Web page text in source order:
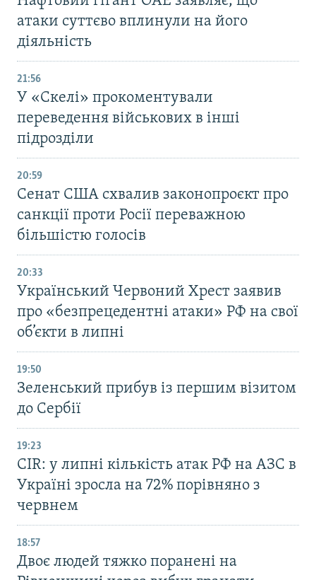
атаки суттєво вплинули на його
діяльність
21:56
У «Скелі» прокоментували
переведення військових в інші
підрозділи
20:59
Cенат США схвалив законопроєкт про
санкції проти Росії переважною
більшістю голосів
20:33
Український Червоний Хрест заявив
про «безпрецедентні атаки» РФ на свої
об’єкти в липні
19:50
Зеленський прибув із першим візитом
до Сербії
19:23
CIR: у липні кількість атак РФ на АЗС в
Україні зросла на 72% порівняно з
червнем
18:57
Двоє людей тяжко поранені на